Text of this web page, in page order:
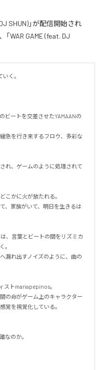
SHUN)」が配信開始され
WAR GAME (feat. DJ
く。
ビートを交差させたYAMAANの
急を行き来するフロウ、多彩な
され、ゲームのように処理されて
こかに火が放たれる。
、家族がいて、明日を生きるは
、言葉とビートの間をリズミカ
。
漏れ出すノイズのように、曲の
ストmariapepinos。
の命がゲーム上のキャラクター
覚を視覚化している。
なのか。